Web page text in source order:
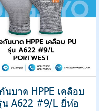
นบาด HPPE เคลือบ
น A622 #9/L ยี่ห้อ